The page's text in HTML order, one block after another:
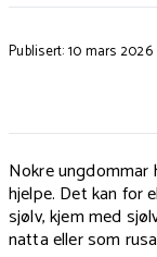
Publisert: 10 mars 2026
Nokre
hjelpe. Det kan for
sjølv, kjem med
natta eller som